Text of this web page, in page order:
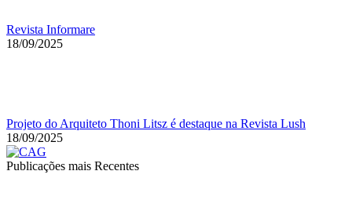
Revista Informare
18/09/2025
Projeto do Arquiteto Thoni Litsz é destaque na Revista Lush
18/09/2025
Publicações mais Recentes